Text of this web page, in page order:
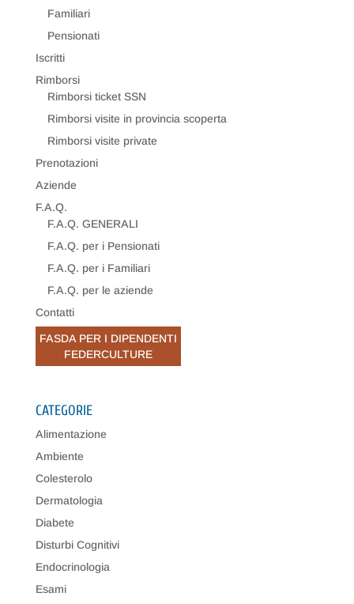
Familiari
Pensionati
Iscritti
Rimborsi
Rimborsi ticket SSN
Rimborsi visite in provincia scoperta
Rimborsi visite private
Prenotazioni
Aziende
F.A.Q.
F.A.Q. GENERALI
F.A.Q. per i Pensionati
F.A.Q. per i Familiari
F.A.Q. per le aziende
Contatti
FASDA PER I DIPENDENTI
FEDERCULTURE
CATEGORIE
Alimentazione
Ambiente
Colesterolo
Dermatologia
Diabete
Disturbi Cognitivi
Endocrinologia
Esami